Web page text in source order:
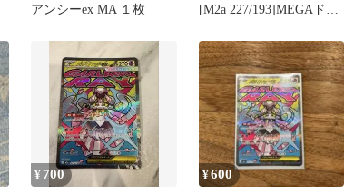
アンシーex MA １枚
[M2a 227/193]MEGAドリ
¥ 700 ¥600